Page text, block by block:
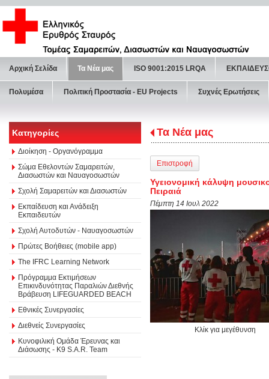
Αρχική Σελίδα Τα Νέα μας ISO 9001:2015 LRQA
Πολυμέσα Πολιτική Προστασία - ΕU Projects Συχνές Ερωτήσεις
Κατηγορίες
Διοίκηση - Οργανόγραμμα
Σώμα Εθελοντών Σαμαρειτών,
Διασωστών και Ναυαγοσωστών
Σχολή Σαμαρειτών και Διασωστών
Εκπαίδευση και Ανάδειξη
Εκπαιδευτών
Σχολή Αυτοδυτών - Ναυαγοσωστών
Πρώτες Βοήθειες (mobile app)
The IFRC Learning Network
Πρόγραμμα Εκτιμήσεων
Επικινδυνότητας Παραλιών Διεθνής
Βράβευση LIFEGUARDED BEACH
Εθνικές Συνεργασίες
Διεθνείς Συνεργασίες
Κυνοφιλική Ομάδα Έρευνας και
Διάσωσης - Κ9 S.A.R. Team
Τα Νέα μας
Επιστροφή
Υγειονομική κάλυψη
Πειραιά
Πέμπτη 14 Ιουλ 2022
Κλίκ για μεγέθυνση